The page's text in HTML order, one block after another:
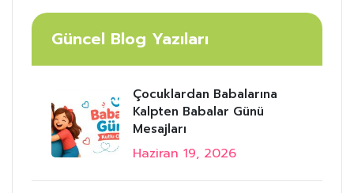
Güncel Blog Yazıları
Çocuklardan Babalarına
Kalpten Babalar Günü
Mesajları
Haziran 19, 2026